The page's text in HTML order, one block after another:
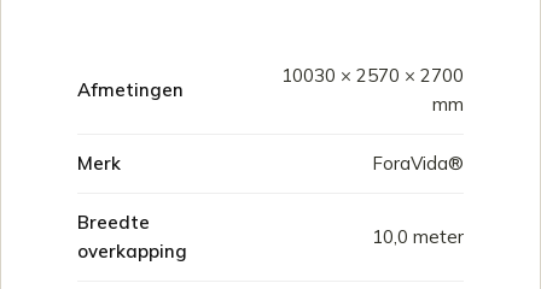
Afmetingen
10030 × 2570 × 2700
mm
Merk ForaVida®
Breedte
overkapping
10,0 meter